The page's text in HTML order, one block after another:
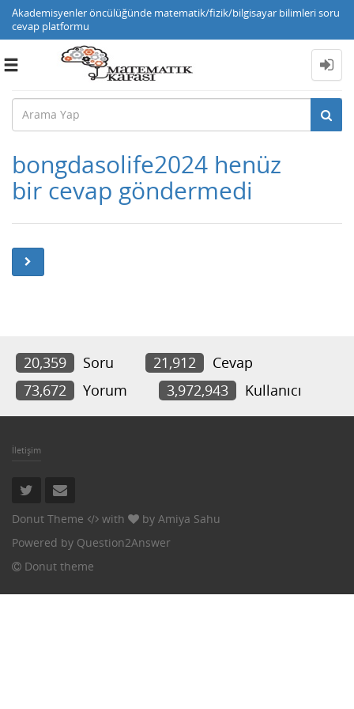
Akademisyenler öncülüğünde matematik/fizik/bilgisayar bilimleri soru
cevap platformu
Toggle
bongdasolife2024 henüz
bir cevap göndermedi
20,359 Soru 21,912
Cevap
73,672
Yorum 3,972,943 Kullanıcı
İletişim
Donut Theme with by Amiya Sahu
Powered by Question2Answer
Donut theme